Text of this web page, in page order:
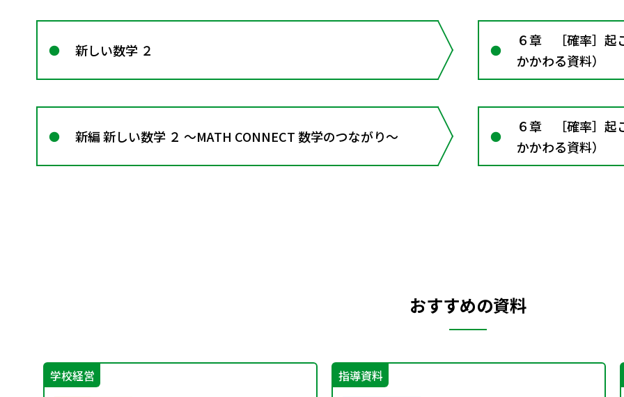
新しい数学 ２
６章 ［確率］起
かかわる資料）
新編 新しい数学 ２ ～MATH CONNECT 数学のつながり～
６章 ［確率］起
かかわる資料）
おすすめの資料
学校経営
指導資料